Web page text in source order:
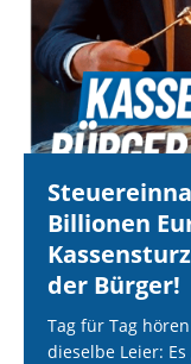
Billionen
der Bürger!
Tag für Tag
dieselbe Leier: